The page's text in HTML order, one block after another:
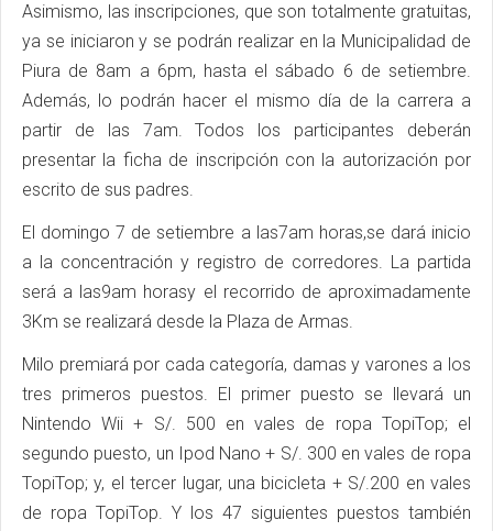
Asimismo, las inscripciones, que son totalmente gratuitas,
ya se iniciaron y se podrán realizar en la Municipalidad de
Piura de 8am a 6pm, hasta el sábado 6 de setiembre.
Además, lo podrán hacer el mismo día de la carrera a
partir de las 7am. Todos los participantes deberán
presentar la ficha de inscripción con la autorización por
escrito de sus padres.
El domingo 7 de setiembre a las7am horas,se dará inicio
a la concentración y registro de corredores. La partida
será a las9am horasy el recorrido de aproximadamente
3Km se realizará desde la Plaza de Armas.
Milo premiará por cada categoría, damas y varones a los
tres primeros puestos. El primer puesto se llevará un
Nintendo Wii + S/. 500 en vales de ropa TopiTop; el
segundo puesto, un Ipod Nano + S/. 300 en vales de ropa
TopiTop; y, el tercer lugar, una bicicleta + S/.200 en vales
de ropa TopiTop. Y los 47 siguientes puestos también